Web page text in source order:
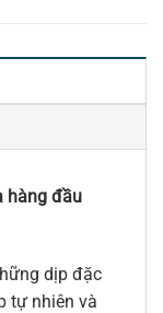
hàng đầu
dịp đặc
tự nhiên và